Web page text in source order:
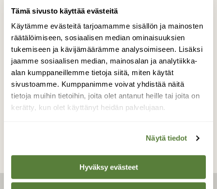
Tämä sivusto käyttää evästeitä
Käytämme evästeitä tarjoamamme sisällön ja mainosten
räätälöimiseen, sosiaalisen median ominaisuuksien
tukemiseen ja kävijämäärämme analysoimiseen. Lisäksi
jaamme sosiaalisen median, mainosalan ja analytiikka-
alan kumppaneillemme tietoja siitä, miten käytät
sivustoamme. Kumppanimme voivat yhdistää näitä
tietoja muihin tietoihin, joita olet antanut heille tai joita on
kerätty, kun olet käyttänyt heidän palvelujaan.
Näytä tiedot
Hyväksy evästeet
BLOGI: VUOSI LUONNOSSA
Piileskelevän lehtokertun
laulu "svengaa" mestarillisesti